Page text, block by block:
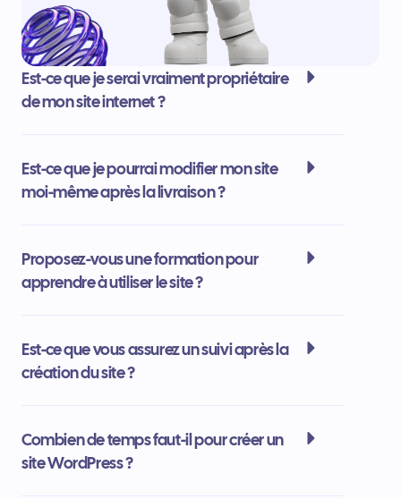
Est-ce que je serai vraiment propriétaire
de mon site internet ?
Est-ce que je pourrai modifier mon site
moi-même après la livraison ?
Proposez-vous une formation pour
apprendre à utiliser le site ?
Est-ce que vous assurez un suivi après la
création du site ?
Combien de temps faut-il pour créer un
site WordPress ?